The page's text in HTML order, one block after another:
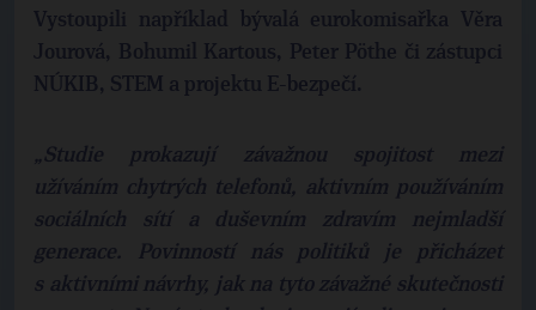
Vystoupili například bývalá eurokomisařka Věra
Jourová, Bohumil Kartous, Peter Pöthe či zástupci
NÚKIB, STEM a projektu E-bezpečí.
„Studie prokazují závažnou spojitost mezi
užíváním chytrých telefonů, aktivním používáním
sociálních sítí a duševním zdravím nejmladší
generace. Povinností nás politiků je přicházet
s aktivními návrhy, jak na tyto závažné skutečnosti